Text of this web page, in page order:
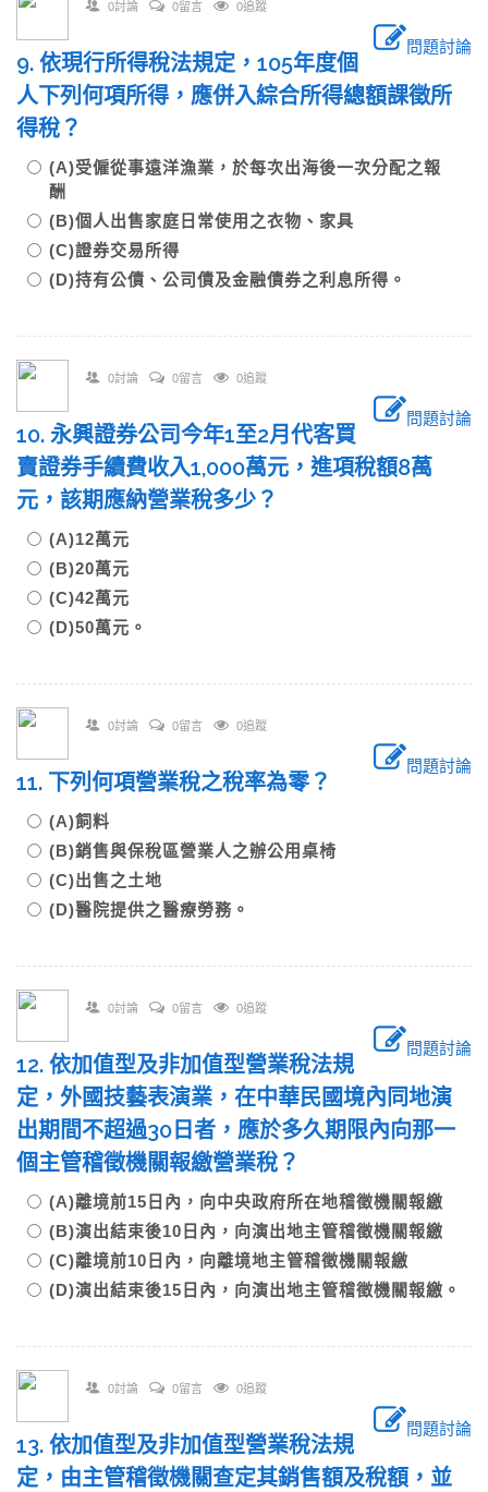
0討論 0留言 0追蹤
問題討論
9. 依現行所得稅法規定，105年度個
人下列何項所得，應併入綜合所得總額課徵所
得稅？
(A)受僱從事遠洋漁業，於每次出海後一次分配之報
酬
(B)個人出售家庭日常使用之衣物、家具
(C)證券交易所得
(D)持有公債、公司債及金融債券之利息所得。
0討論 0留言 0追蹤
問題討論
10. 永興證券公司今年1至2月代客買
賣證券手續費收入1,000萬元，進項稅額8萬
元，該期應納營業稅多少？
(A)12萬元
(B)20萬元
(C)42萬元
(D)50萬元。
0討論 0留言 0追蹤
問題討論
11. 下列何項營業稅之稅率為零？
(A)飼料
(B)銷售與保稅區營業人之辦公用桌椅
(C)出售之土地
(D)醫院提供之醫療勞務。
0討論 0留言 0追蹤
問題討論
12. 依加值型及非加值型營業稅法規
定，外國技藝表演業，在中華民國境內同地演
出期間不超過30日者，應於多久期限內向那一
個主管稽徵機關報繳營業稅？
(A)離境前15日內，向中央政府所在地稽徵機關報繳
(B)演出結束後10日內，向演出地主管稽徵機關報繳
(C)離境前10日內，向離境地主管稽徵機關報繳
(D)演出結束後15日內，向演出地主管稽徵機關報繳。
0討論 0留言 0追蹤
問題討論
13. 依加值型及非加值型營業稅法規
定，由主管稽徵機關查定其銷售額及稅額，並